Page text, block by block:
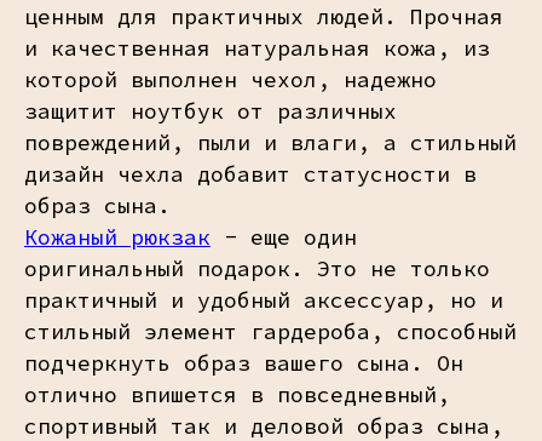
ценным для практичных людей. Прочная
и качественная натуральная кожа, из
которой выполнен чехол, надежно
защитит ноутбук от различных
повреждений, пыли и влаги, а стильный
дизайн чехла добавит статусности в
образ сына.
Кожаный рюкзак - еще один
оригинальный подарок. Это не только
практичный и удобный аксессуар, но и
стильный элемент гардероба, способный
подчеркнуть образ вашего сына. Он
отлично впишется в повседневный,
спортивный так и деловой образ сына,